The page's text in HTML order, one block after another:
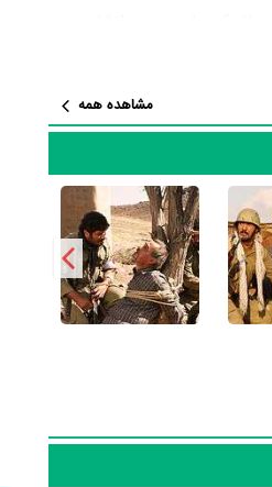
آنها کار بسیار دشواری
در این زمینه موفق
،سیما مطلبی،رزاق رادانو
طرحی ازحسین تراب‌نژاد
«در حالیکه جوانان زیادی
خریداری می‌کند تا زندگی خود
مشاهده همه